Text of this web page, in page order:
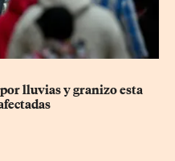
lluvias y granizo esta